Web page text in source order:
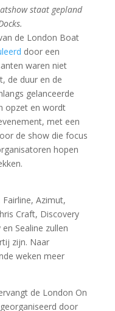
staat gepland
de London Boat
door een
waren niet
de duur en de
gelanceerde
opzet en wordt
met een
de show die focus
hopen
Azimut,
Craft, Discovery
Sealine zullen
zijn. Naar
weken meer
de London On
door